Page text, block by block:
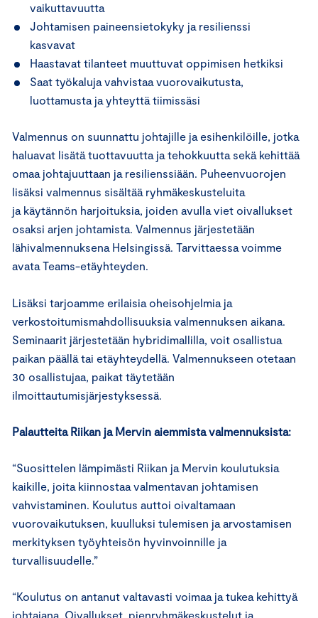
vaikuttavuutta
Johtamisen paineensietokyky ja resilienssi
kasvavat
Haastavat tilanteet muuttuvat oppimisen hetkiksi
Saat työkaluja vahvistaa vuorovaikutusta,
luottamusta ja yhteyttä tiimissäsi
Valmennus on suunnattu johtajille ja esihenkilöille, jotka
haluavat lisätä tuottavuutta ja tehokkuutta sekä kehittää
omaa johtajuuttaan ja resilienssiään. Puheenvuorojen
lisäksi valmennus sisältää ryhmäkeskusteluita
ja käytännön harjoituksia, joiden avulla viet oivallukset
osaksi arjen johtamista. Valmennus järjestetään
lähivalmennuksena Helsingissä. Tarvittaessa voimme
avata Teams-etäyhteyden.
Lisäksi tarjoamme erilaisia oheisohjelmia ja
verkostoitumismahdollisuuksia valmennuksen aikana.
Seminaarit järjestetään hybridimallilla, voit osallistua
paikan päällä tai etäyhteydellä. Valmennukseen otetaan
30 osallistujaa, paikat täytetään
ilmoittautumisjärjestyksessä.
Palautteita Riikan ja Mervin aiemmista valmennuksista:
“Suosittelen lämpimästi Riikan ja Mervin koulutuksia
kaikille, joita kiinnostaa valmentavan johtamisen
vahvistaminen. Koulutus auttoi oivaltamaan
vuorovaikutuksen, kuulluksi tulemisen ja arvostamisen
merkityksen työyhteisön hyvinvoinnille ja
turvallisuudelle.”
“Koulutus on antanut valtavasti voimaa ja tukea kehittyä
johtajana. Oivallukset, pienryhmäkeskustelut ja